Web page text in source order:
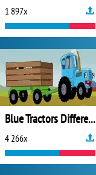
1 897x
Blue Tractors Differences
4 266x